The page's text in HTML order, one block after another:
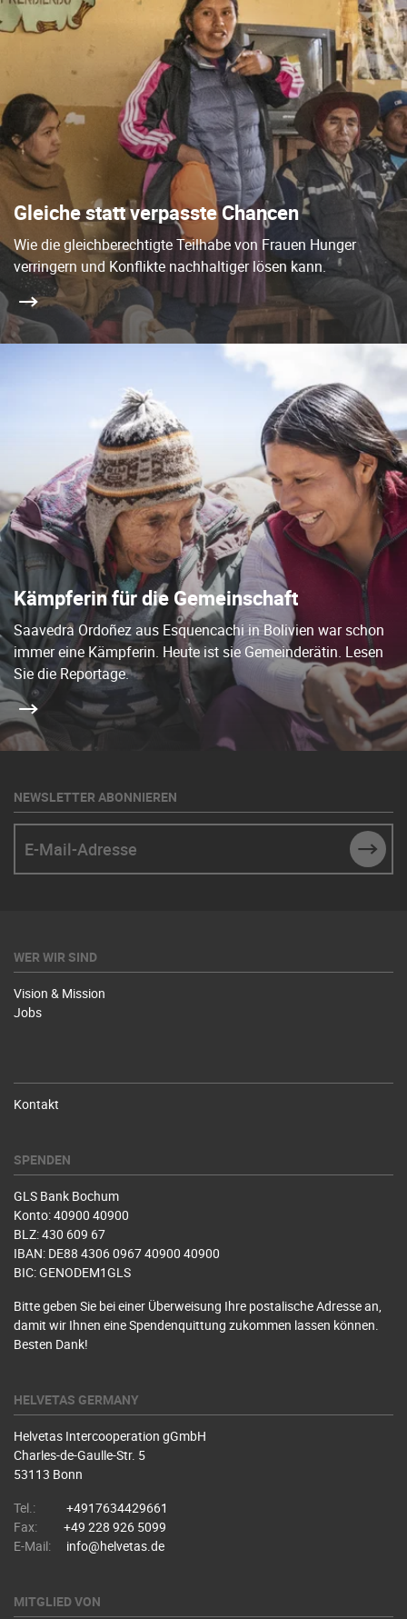
Gleiche statt verpasste Chancen
Wie die gleichberechtigte Teilhabe von Frauen Hunger
verringern und Konflikte nachhaltiger lösen kann.
Kämpferin für die Gemeinschaft
Saavedra Ordoñez aus Esquencachi in Bolivien war schon
immer eine Kämpferin. Heute ist sie Gemeinderätin. Lesen
Sie die Reportage.
NEWSLETTER ABONNIEREN
WER WIR SIND
Vision & Mission
Jobs
Kontakt
SPENDEN
GLS Bank Bochum
Konto: 40900 40900
BLZ: 430 609 67
IBAN: DE88 4306 0967 40900 40900
BIC: GENODEM1GLS
Bitte geben Sie bei einer Überweisung Ihre postalische Adresse an,
damit wir Ihnen eine Spendenquittung zukommen lassen können.
Besten Dank!
HELVETAS GERMANY
Helvetas Intercooperation gGmbH
Charles-de-Gaulle-Str. 5
53113 Bonn
Tel.:
+4917634429661
Fax:
+49 228 926 5099
E-Mail:
info@helvetas.de
MITGLIED VON